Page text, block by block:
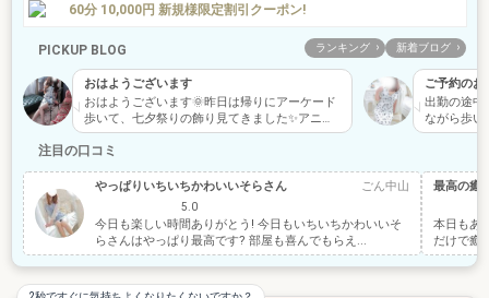
60分 10,000円 新規様限定割引クーポン!
PICKUP BLOG ランキング 新着ブログ
おはようございます
おはようございます🌞昨日は帰りにアーケード
歩いて、七夕祭りの飾り見てきました✨アニメ
の七夕飾りがあって、ア…
ご予約のお
出勤の途中
ながら歩い
本日13時
注目の口コミ
やっぱりいちいちかわいいそらさん ごん中山
5.0
今日も楽しい時間ありがとう! 今日もいちいちかわいいそ
らさんはやっぱり最高です? 部屋も喜んでもらえ...
最高の癒
本日もあ
だけで癒